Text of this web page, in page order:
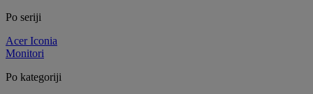
Po seriji
Acer Iconia
Monitori
Po kategoriji